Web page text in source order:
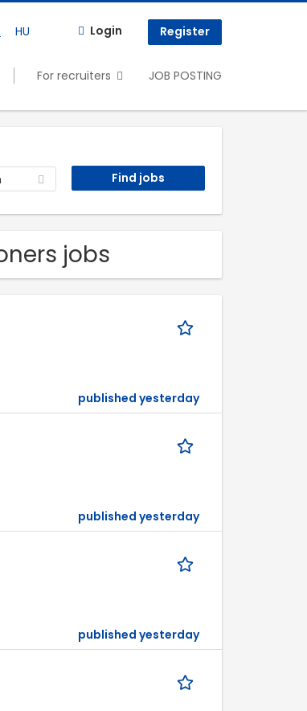
HU Login Register
For recruiters JOB POSTING
jobs
published yesterday
published yesterday
published yesterday